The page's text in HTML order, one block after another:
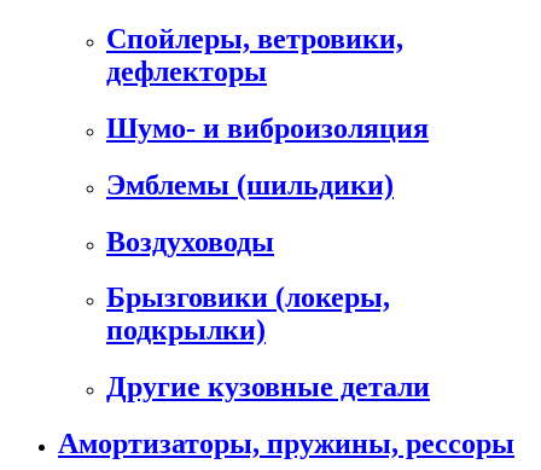
Спойлеры, ветровики,
дефлекторы
Шумо- и виброизоляция
Эмблемы (шильдики)
Воздуховоды
Брызговики (локеры,
подкрылки)
Другие кузовные детали
Амортизаторы, пружины, рессоры